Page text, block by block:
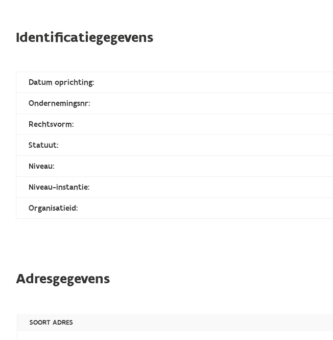
Identificatiegegevens
Datum oprichting:
Ondernemingsnr:
Rechtsvorm:
Statuut:
Niveau:
Niveau-instantie:
Organisatieid:
Adresgegevens
SOORT ADRES